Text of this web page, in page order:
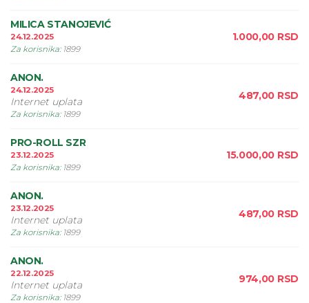
MILICA STANOJEVIĆ
24.12.2025
Za korisnika: 1899
1.000,00 RSD
ANON.
24.12.2025
Internet uplata
Za korisnika: 1899
487,00 RSD
PRO-ROLL SZR
23.12.2025
Za korisnika: 1899
15.000,00 RSD
ANON.
23.12.2025
Internet uplata
Za korisnika: 1899
487,00 RSD
ANON.
22.12.2025
Internet uplata
Za korisnika: 1899
974,00 RSD